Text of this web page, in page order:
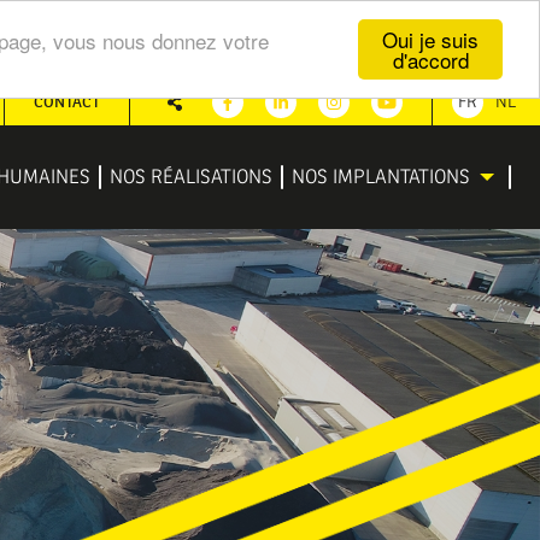
Oui je suis
d'accord
vous nous donnez votre
NOS RÉALISATIONS NOS IMPLANTATIONS
CONTACT
FacebookLinkedinInstagramYoutube
Partager
FR NL